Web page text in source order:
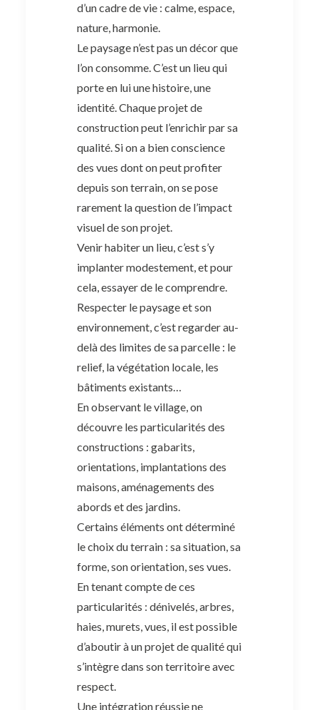
d’un cadre de vie : calme, espace,
nature, harmonie.
Le paysage n’est pas un décor que
l’on consomme. C’est un lieu qui
porte en lui une histoire, une
identité. Chaque projet de
construction peut l’enrichir par sa
qualité. Si on a bien conscience
des vues dont on peut profiter
depuis son terrain, on se pose
rarement la question de l’impact
visuel de son projet.
Venir habiter un lieu, c’est s’y
implanter modestement, et pour
cela, essayer de le comprendre.
Respecter le paysage et son
environnement, c’est regarder au-
delà des limites de sa parcelle : le
relief, la végétation locale, les
bâtiments existants…
En observant le village, on
découvre les particularités des
constructions : gabarits,
orientations, implantations des
maisons, aménagements des
abords et des jardins.
Certains éléments ont déterminé
le choix du terrain : sa situation, sa
forme, son orientation, ses vues.
En tenant compte de ces
particularités : dénivelés, arbres,
haies, murets, vues, il est possible
d’aboutir à un projet de qualité qui
s’intègre dans son territoire avec
respect.
Une intégration réussie ne